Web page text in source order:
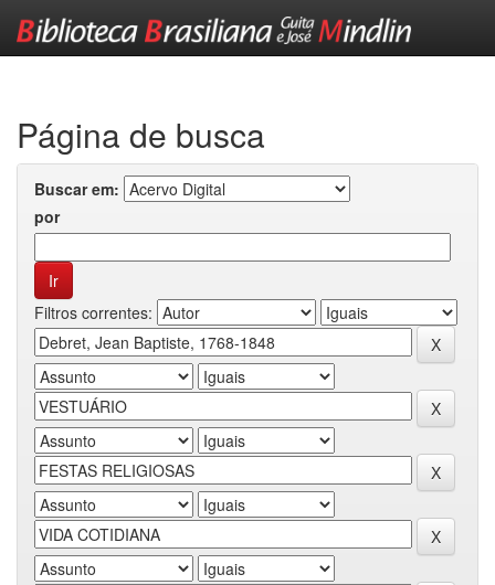
Página de busca
Buscar em:
por
Filtros correntes: